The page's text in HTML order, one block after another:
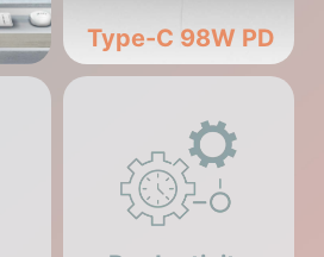
Type-C 98W PD